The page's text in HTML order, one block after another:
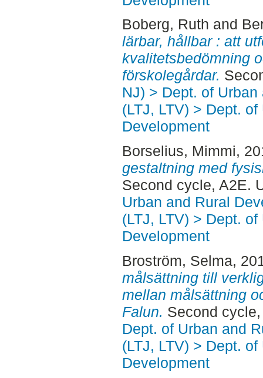
Boberg, Ruth and
lärbar, hållbar : att
kvalitetsbedömning
förskolegårdar.
NJ) > Dept. of
(LTJ, LTV) > Dept.
Development
Borselius, Mimmi,
gestaltning med
Second cycle, A2E.
Urban and Rural
(LTJ, LTV) > Dept.
Development
Broström, Selma,
målsättning till
mellan målsättning
Falun. Second
Dept. of Urban and
(LTJ, LTV) > Dept.
Development